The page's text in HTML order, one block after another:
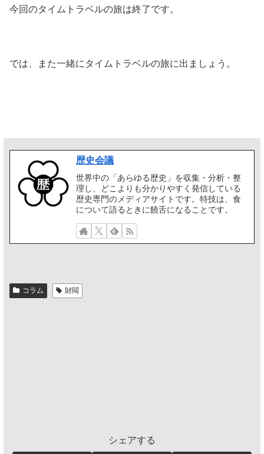
今回のタイムトラベルの旅は終了です。
では、また一緒にタイムトラベルの旅に出ましょう。
歴史会議
世界中の「あらゆる歴史」を収集・分析・整
理し、どこよりも分かりやすく発信している
歴史専門のメディアサイトです。特技は、食
について語るときに饒舌になることです。
コラム 財閥
シェアする